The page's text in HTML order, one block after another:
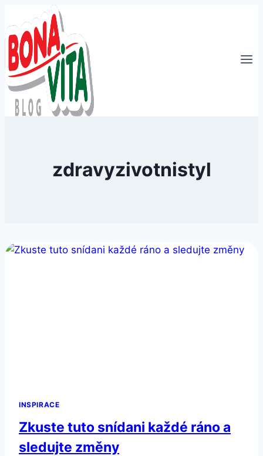
Přeskočit
na
obsah
zdravyzivotnistyl
INSPIRACE
Zkuste tuto snídani každé ráno a
sledujte změny